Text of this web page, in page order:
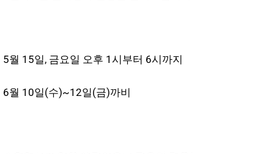
5월 15일, 금요일 오후 1시부터 6시까지
6월 10일(수)~12일(금)까비